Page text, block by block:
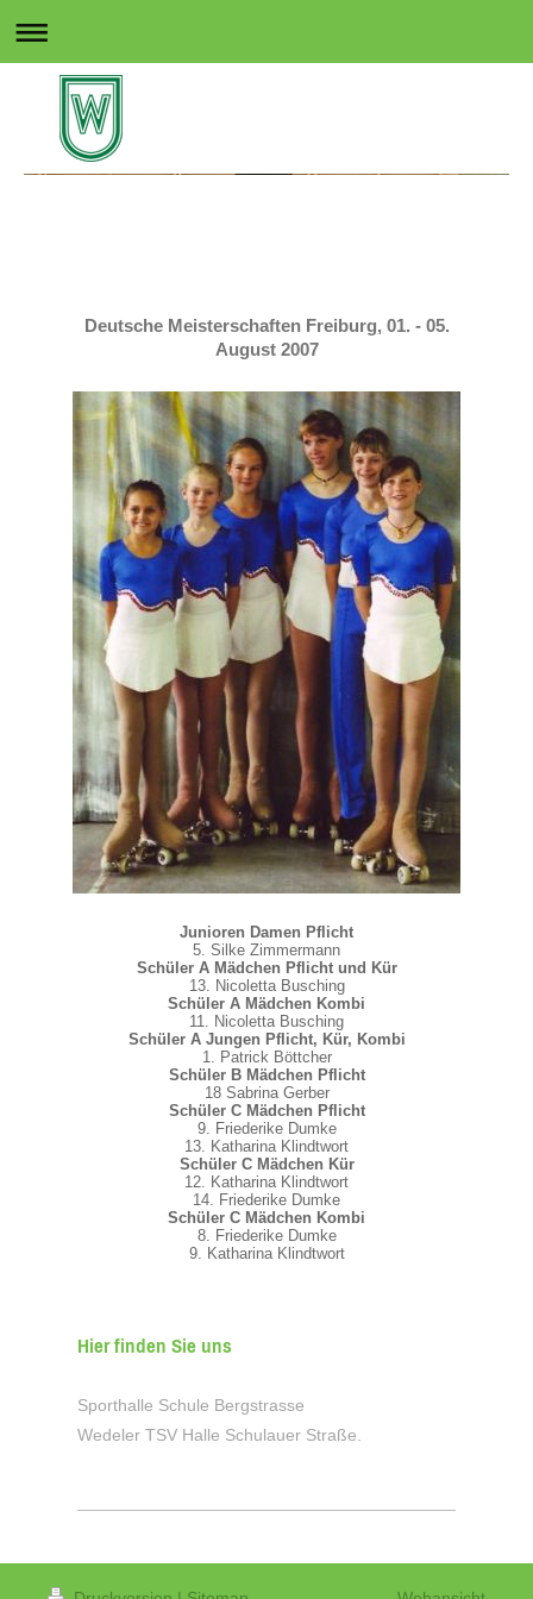
Deutsche Meisterschaften Freiburg, 01. - 05.
August 2007
Junioren Damen Pflicht
5. Silke Zimmermann
Schüler A Mädchen Pflicht und Kür
13. Nicoletta Busching
Schüler A Mädchen Kombi
11. Nicoletta Busching
Schüler A Jungen Pflicht, Kür, Kombi
1. Patrick Böttcher
Schüler B Mädchen Pflicht
18 Sabrina Gerber
Schüler C Mädchen Pflicht
9. Friederike Dumke
13. Katharina Klindtwort
Schüler C Mädchen Kür
12. Katharina Klindtwort
14. Friederike Dumke
Schüler C Mädchen Kombi
8. Friederike Dumke
9. Katharina Klindtwort
Hier finden Sie uns
Sporthalle Schule Bergstrasse
Wedeler TSV Halle Schulauer Straße.